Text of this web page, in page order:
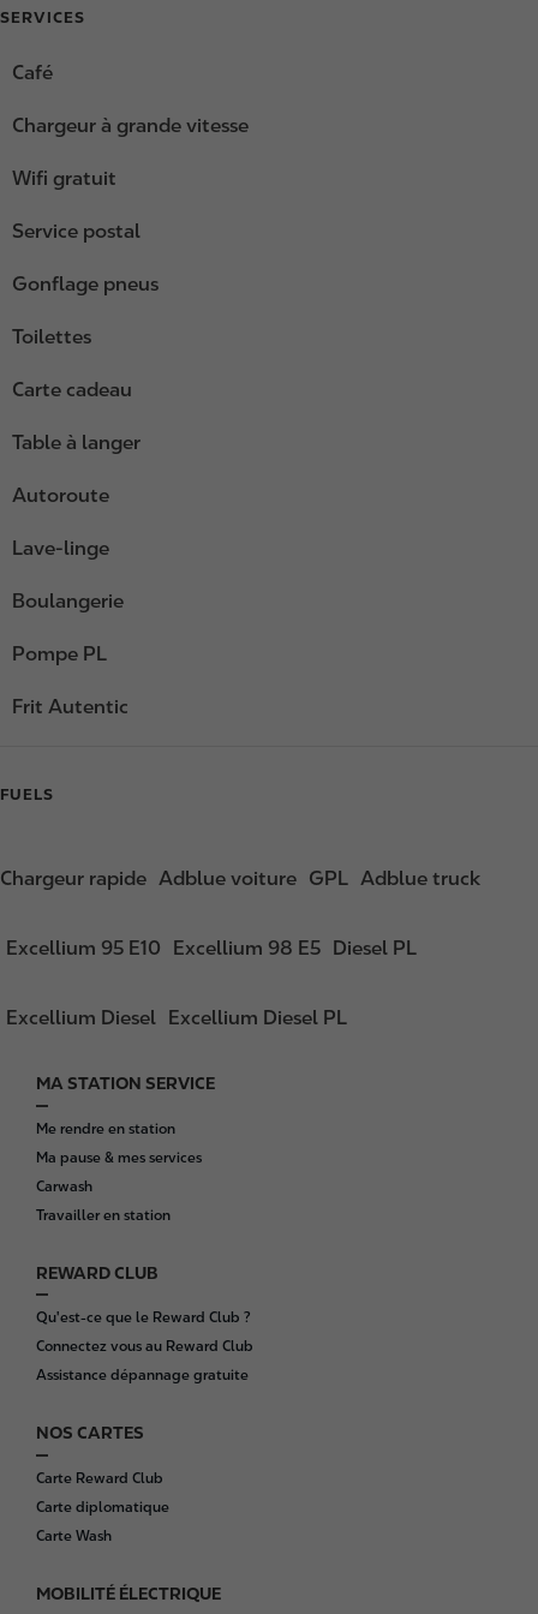
SERVICES
Café
Chargeur à grande vitesse
Wifi gratuit
Service postal
Gonflage pneus
Toilettes
Carte cadeau
Table à langer
Autoroute
Lave-linge
Boulangerie
Pompe PL
Frit Autentic
FUELS
Chargeur rapide Adblue voiture GPL Adblue truck
Excellium 95 E10 Excellium 98 E5 Diesel PL
Excellium Diesel Excellium Diesel PL
F
o
o
t
e
MA STATION SERVICE
Me rendre en station
Ma pause & mes services
Carwash
Travailler en station
REWARD CLUB
Qu'est-ce que le Reward Club ?
Connectez vous au Reward Club
Assistance dépannage gratuite
NOS CARTES
Carte Reward Club
Carte diplomatique
Carte Wash
MOBILITÉ ÉLECTRIQUE